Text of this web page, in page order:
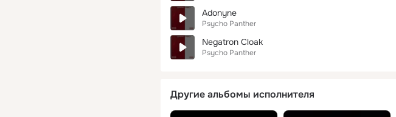
Adonyne
Psycho Panther
Negatron Cloak
Psycho Panther
Другие альбомы исполнителя